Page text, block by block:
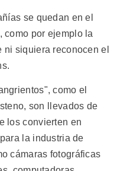
se quedan en el
como por ejemplo la
siquiera reconocen el
como el
son llevados de
los convierten en
la industria de
cámaras fotográficas